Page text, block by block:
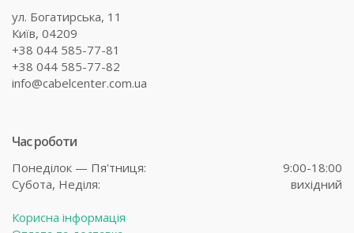
ул. Богатирська, 11
Київ, 04209
+38 044 585-77-81
+38 044 585-77-82
info@cabelcenter.com.ua
Час роботи
Понеділок — Пя'тниця:
9:00-18:00
Субота, Неділя: вихідний
Корисна інформація